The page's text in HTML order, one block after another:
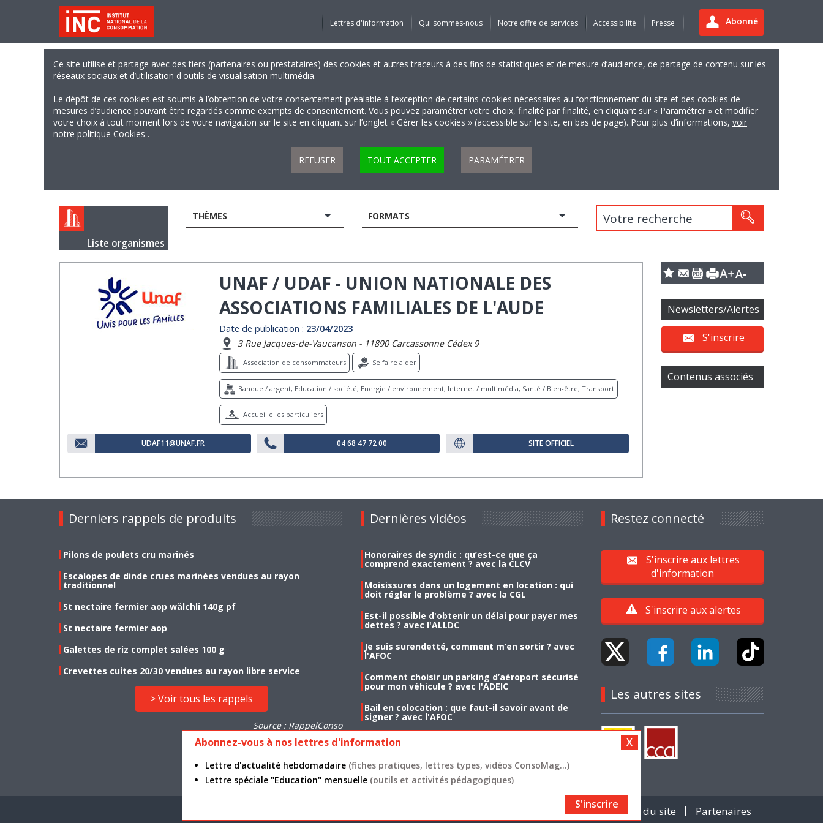
Abonné
Lettres d'information Qui sommes-nous Notre offre de services Accessibilité Presse
Ce site utilise et partage avec des tiers (partenaires ou prestataires) des cookies et autres traceurs à des fins de statistiques et de mesure d’audience, de partage de contenu sur les
réseaux sociaux et d’utilisation d'outils de visualisation multimédia.
Le dépôt de ces cookies est soumis à l’obtention de votre consentement préalable à l’exception de certains cookies nécessaires au fonctionnement du site et des cookies de
mesures d’audience pouvant être regardés comme exempts de consentement. Vous pouvez paramétrer votre choix, finalité par finalité, en cliquant sur « Paramétrer » et modifier
votre choix à tout moment lors de votre navigation sur le site en cliquant sur l’onglet « Gérer les cookies » (accessible sur le site, en bas de page). Pour plus d’informations, voir
notre politique Cookies .
REFUSER TOUT ACCEPTER PARAMÉTRER
Liste organismes
THÈMES FORMATS Votre recherche
UNAF / UDAF - UNION NATIONALE DES
ASSOCIATIONS FAMILIALES DE L'AUDE
Date de publication : 23/04/2023
3 Rue Jacques-de-Vaucanson - 11890 Carcassonne Cédex 9
Association de consommateurs Se faire aider
Banque / argent, Education / société, Energie / environnement, Internet / multimédia, Santé / Bien-être, Transport
Accueille les particuliers
UDAF11@UNAF.FR 04 68 47 72 00 SITE OFFICIEL
Newsletters/Alertes
S'inscrire
Contenus associés
Derniers rappels de produits
Pilons de poulets cru marinés
Escalopes de dinde crues marinées vendues au rayon
traditionnel
St nectaire fermier aop wälchli 140g pf
St nectaire fermier aop
Galettes de riz complet salées 100 g
Crevettes cuites 20/30 vendues au rayon libre service
> Voir tous les rappels
Source : RappelConso
Dernières vidéos
Honoraires de syndic : qu’est-ce que ça
comprend exactement ? avec la CLCV
Moisissures dans un logement en location : qui
doit régler le problème ? avec la CGL
Est-il possible d'obtenir un délai pour payer mes
dettes ? avec l'ALLDC
Je suis surendetté, comment m’en sortir ? avec
l'AFOC
Comment choisir un parking d’aéroport sécurisé
pour mon véhicule ? avec l'ADEIC
Bail en colocation : que faut-il savoir avant de
signer ? avec l'AFOC
Restez connecté
S'inscrire aux lettres
d'information
S'inscrire aux alertes
Les autres sites
Contact Plan du site Partenaires
Abonnez-vous à nos lettres d'information
Lettre d'actualité hebdomadaire (fiches pratiques, lettres types, vidéos ConsoMag...)
Lettre spéciale "Education" mensuelle (outils et activités pédagogiques)
S'inscrire